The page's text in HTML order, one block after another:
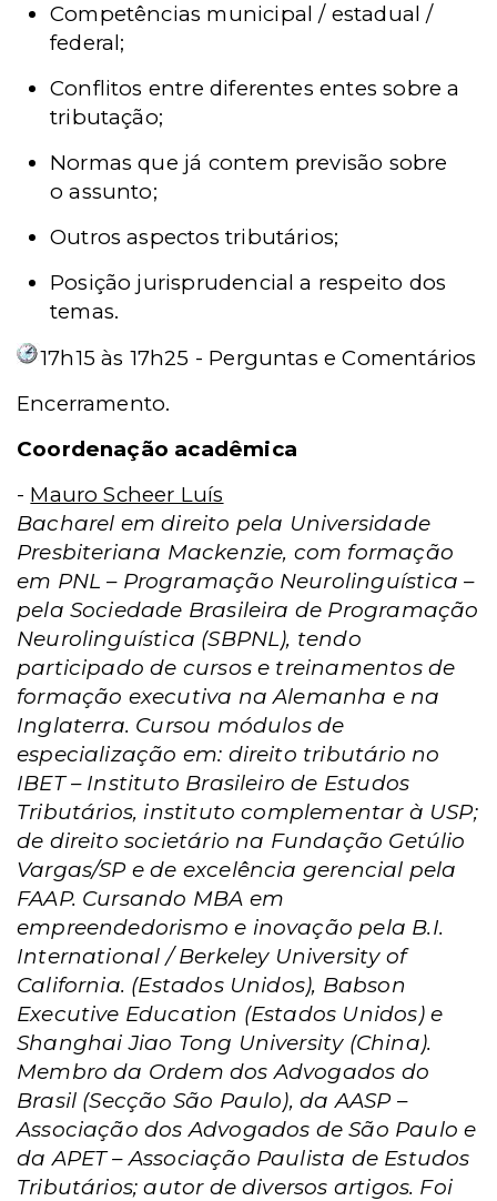
Competências municipal / estadual /
federal;
Conflitos entre diferentes entes sobre a
tributação;
Normas que já contem previsão sobre
o assunto;
Outros aspectos tributários;
Posição jurisprudencial a respeito dos
temas.
17h15 às 17h25 - Perguntas e Comentários
Encerramento.
Coordenação acadêmica
- Mauro Scheer Luís
Bacharel em direito pela Universidade
Presbiteriana Mackenzie, com formação
em PNL – Programação Neurolinguística –
pela Sociedade Brasileira de Programação
Neurolinguística (SBPNL), tendo
participado de cursos e treinamentos de
formação executiva na Alemanha e na
Inglaterra. Cursou módulos de
especialização em: direito tributário no
IBET – Instituto Brasileiro de Estudos
Tributários, instituto complementar à USP;
de direito societário na Fundação Getúlio
Vargas/SP e de excelência gerencial pela
FAAP. Cursando MBA em
empreendedorismo e inovação pela B.I.
International / Berkeley University of
California. (Estados Unidos), Babson
Executive Education (Estados Unidos) e
Shanghai Jiao Tong University (China).
Membro da Ordem dos Advogados do
Brasil (Secção São Paulo), da AASP –
Associação dos Advogados de São Paulo e
da APET – Associação Paulista de Estudos
Tributários; autor de diversos artigos. Foi